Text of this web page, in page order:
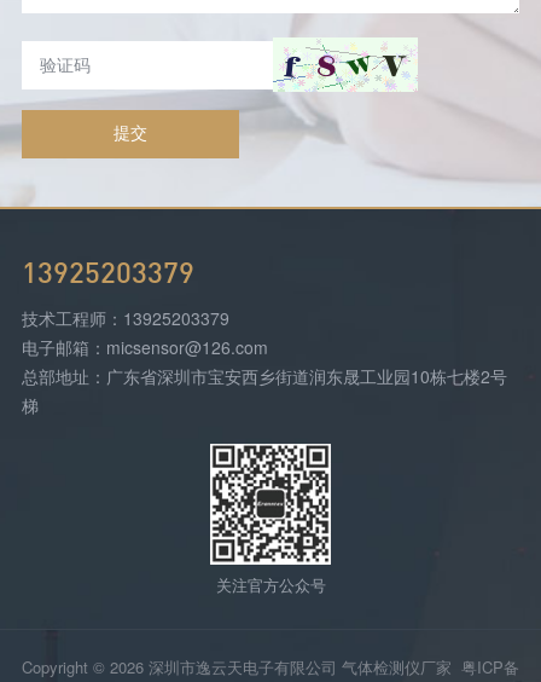
提交
13925203379
技术工程师：13925203379
电子邮箱：micsensor@126.com
总部地址：广东省深圳市宝安西乡街道润东晟工业园10栋七楼2号
梯
关注官方公众号
Copyright © 2026 深圳市逸云天电子有限公司 气体检测仪厂家 粤ICP备